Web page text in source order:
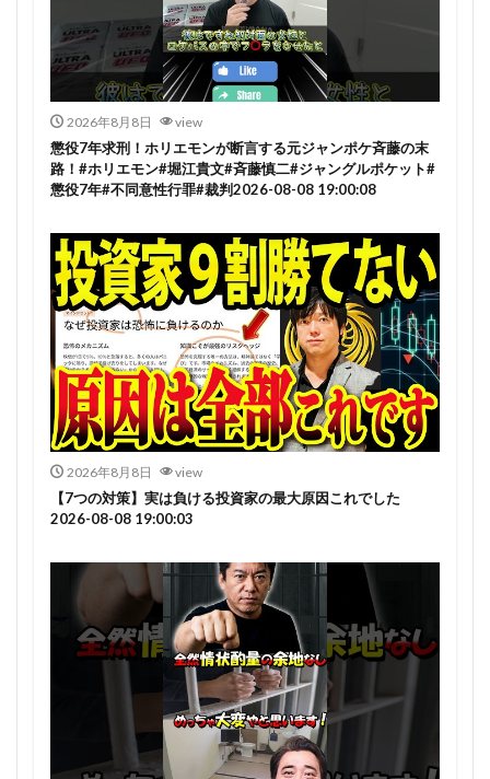
2026年8月8日 view
懲役7年求刑！ホリエモンが断言する元ジャンポケ斉藤の末
路！#ホリエモン#堀江貴文#斉藤慎二#ジャングルポケット#
懲役7年#不同意性行罪#裁判2026-08-08 19:00:08
2026年8月8日 view
【7つの対策】実は負ける投資家の最大原因これでした
2026-08-08 19:00:03